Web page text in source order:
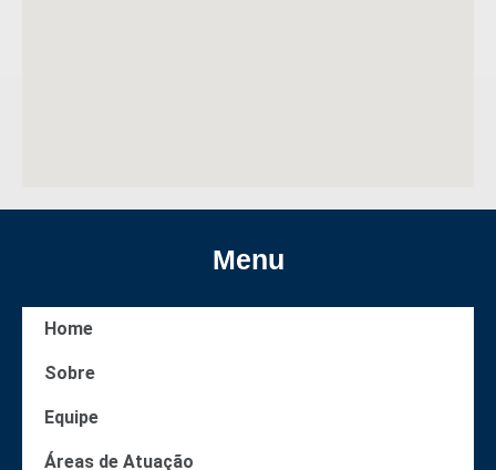
Menu
Home
Sobre
Equipe
Áreas de Atuação